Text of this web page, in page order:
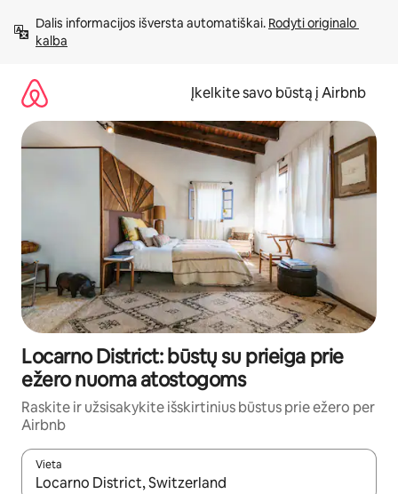
prie
turinio
Dalis informacijos išversta automatiškai. Rodyti originalo
kalba
Įkelkite savo būstą į Airbnb
Locarno District: būstų su prieiga prie
ežero nuoma atostogoms
Raskite ir užsisakykite išskirtinius būstus prie ežero per
Airbnb
Vieta
Kai pasirodys paieškos rezultatai, juos naršyti galite